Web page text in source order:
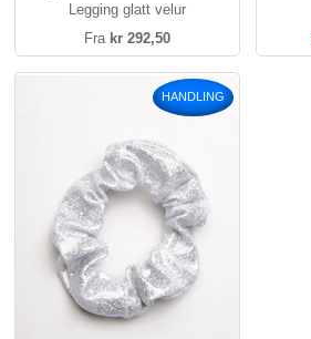
Legging glatt velur
Fra kr 292,50
HANDLING